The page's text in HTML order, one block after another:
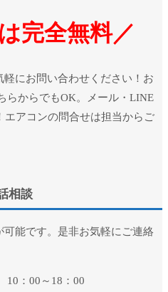
完全無料／
にお問い合わせください！お
らからでもOK。メール・LINE
エアコンの問合せは担当からご
相談
能です。是非お気軽にご連絡
：00～18：00